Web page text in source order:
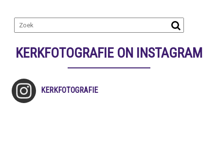
KERKFOTOGRAFIE ON INSTAGRAM
KERKFOTOGRAFIE